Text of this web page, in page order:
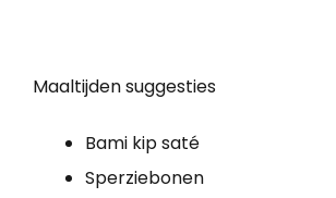
Maaltijden suggesties
Bami kip saté
Sperziebonen